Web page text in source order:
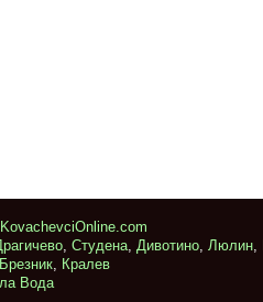
KovachevciOnline.com
, Студена, Дивотино, Люлин,
Кралев
Вода